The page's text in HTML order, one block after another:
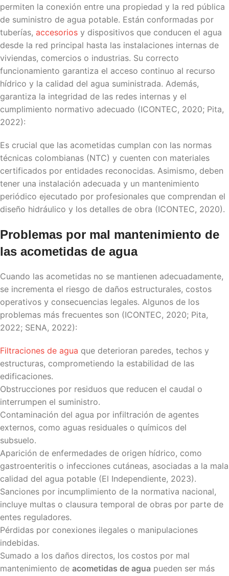
permiten la conexión entre una propiedad y la red pública
de suministro de agua potable. Están conformadas por
tuberías, accesorios y dispositivos que conducen el agua
desde la red principal hasta las instalaciones internas de
viviendas, comercios o industrias. Su correcto
funcionamiento garantiza el acceso continuo al recurso
hídrico y la calidad del agua suministrada. Además,
garantiza la integridad de las redes internas y el
cumplimiento normativo adecuado (ICONTEC, 2020; Pita,
2022):
Es crucial que las acometidas cumplan con las normas
técnicas colombianas (NTC) y cuenten con materiales
certificados por entidades reconocidas. Asimismo, deben
tener una instalación adecuada y un mantenimiento
periódico ejecutado por profesionales que comprendan el
diseño hidráulico y los detalles de obra (ICONTEC, 2020).
Problemas por mal mantenimiento de
las acometidas de agua
Cuando las acometidas no se mantienen adecuadamente,
se incrementa el riesgo de daños estructurales, costos
operativos y consecuencias legales. Algunos de los
problemas más frecuentes son (ICONTEC, 2020; Pita,
2022; SENA, 2022):
Filtraciones de agua que deterioran paredes, techos y
estructuras, comprometiendo la estabilidad de las
edificaciones.
Obstrucciones por residuos que reducen el caudal o
interrumpen el suministro.
Contaminación del agua por infiltración de agentes
externos, como aguas residuales o químicos del
subsuelo.
Aparición de enfermedades de origen hídrico, como
gastroenteritis o infecciones cutáneas, asociadas a la mala
calidad del agua potable (El Independiente, 2023).
Sanciones por incumplimiento de la normativa nacional,
incluye multas o clausura temporal de obras por parte de
entes reguladores.
Pérdidas por conexiones ilegales o manipulaciones
indebidas.
Sumado a los daños directos, los costos por mal
mantenimiento de acometidas de agua pueden ser más